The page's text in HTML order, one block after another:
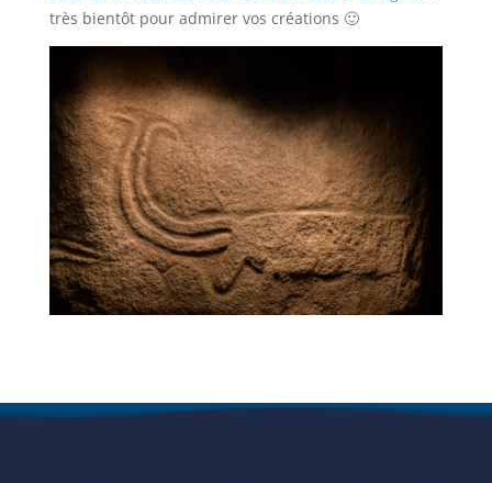
très bientôt pour admirer vos créations 🙂